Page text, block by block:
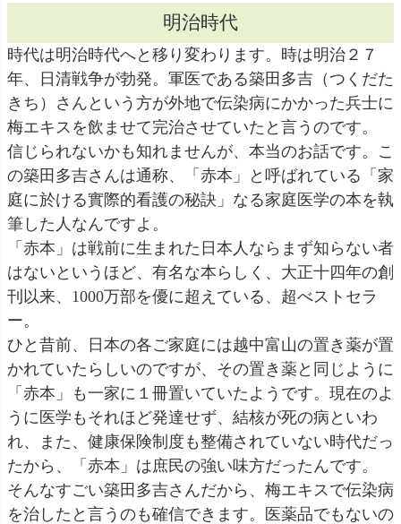
明治時代
時代は明治時代へと移り変わります。時は明治２７
年、日清戦争が勃発。軍医である築田多吉（つくだた
きち）さんという方が外地で伝染病にかかった兵士に
梅エキスを飲ませて完治させていたと言うのです。
信じられないかも知れませんが、本当のお話です。こ
の築田多吉さんは通称、「赤本」と呼ばれている「家
庭に於ける實際的看護の秘訣」なる家庭医学の本を執
筆した人なんですよ。
「赤本」は戦前に生まれた日本人ならまず知らない者
はないというほど、有名な本らしく、大正十四年の創
刊以来、1000万部を優に超えている、超べストセラ
ー。
ひと昔前、日本の各ご家庭には越中富山の置き薬が置
かれていたらしいのですが、その置き薬と同じように
「赤本」も一家に１冊置いていたようです。現在のよ
うに医学もそれほど発達せず、結核が死の病といわ
れ、また、健康保険制度も整備されていない時代だっ
たから、「赤本」は庶民の強い味方だったんです。
そんなすごい築田多吉さんだから、梅エキスで伝染病
を治したと言うのも確信できます。医薬品でもないの